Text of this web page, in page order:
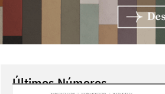
Últimos Números